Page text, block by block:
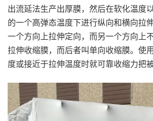
出流延法生产出厚膜，然后在软化温度
的一个高弹态温度下进行纵向和横向拉
一个方向上拉伸定向，而另一个方向上
拉伸收缩膜，而后者叫单向收缩膜。使
度或接近于拉伸温度时就可靠收缩力把